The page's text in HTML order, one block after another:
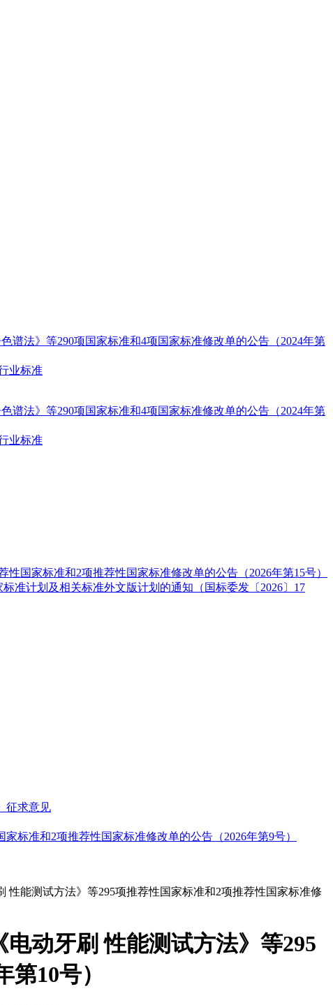
谱法》等290项国家标准和4项国家标准修改单的公告（2024年第
业标准
谱法》等290项国家标准和4项国家标准修改单的公告（2024年第
业标准
国家标准和2项推荐性国家标准修改单的公告（2026年第15号）
准计划及相关标准外文版计划的通知（国标委发〔2026〕17
征求意见
标准和2项推荐性国家标准修改单的公告（2026年第9号）
能测试方法》等295项推荐性国家标准和2项推荐性国家标准修
动牙刷 性能测试方法》等295
10号）